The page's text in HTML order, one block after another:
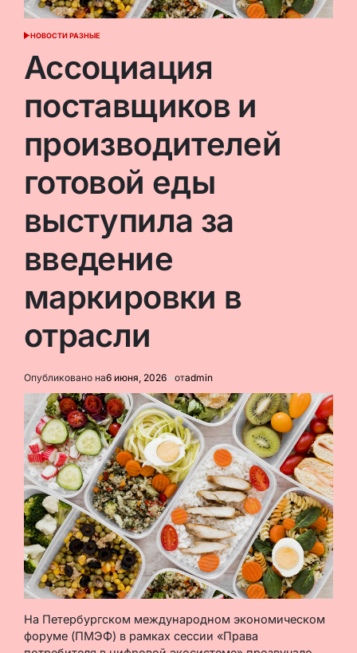
ОПУБЛИКОВАНО
НОВОСТИ РАЗНЫЕ
Ассоциация
поставщиков и
производителей
готовой еды
выступила за
введение
маркировки в
отрасли
Опубликовано на6 июня, 2026 отadmin
На Петербургском международном экономическом
форуме (ПМЭФ) в рамках сессии «Права